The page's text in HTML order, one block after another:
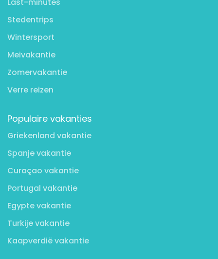
Stedentrips
Wintersport
Meivakantie
Zomervakantie
Verre reizen
Populaire vakanties
Griekenland vakantie
Spanje vakantie
Curaçao vakantie
Portugal vakantie
Egypte vakantie
Turkije vakantie
Kaapverdië vakantie